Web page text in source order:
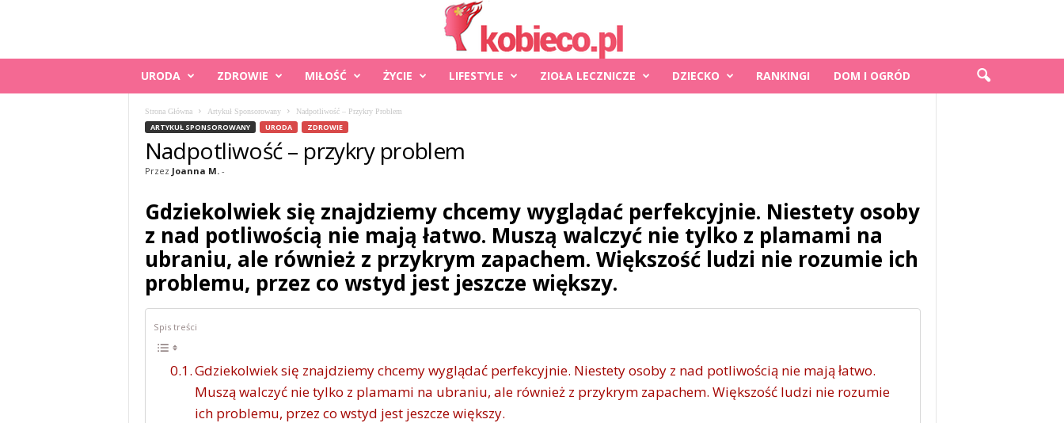
URODA ZDROWIE MIŁOŚĆ ŻYCIE LIFESTYLE ZIOŁA LECZNICZE DZIECKO RANKINGI DOM I OGRÓD
Strona Główna Artykuł Sponsorowany Nadpotliwość – Przykry Problem
ARTYKUŁ SPONSOROWANY URODA ZDROWIE
Nadpotliwość – przykry problem
Przez Joanna M.-
Gdziekolwiek się znajdziemy chcemy wyglądać perfekcyjnie. Niestety osoby
z nad potliwością nie mają łatwo. Muszą walczyć nie tylko z plamami na
ubraniu, ale również z przykrym zapachem. Większość ludzi nie rozumie ich
problemu, przez co wstyd jest jeszcze większy.
Spis treści
Gdziekolwiek się znajdziemy chcemy wyglądać perfekcyjnie. Niestety osoby z nad potliwością nie mają łatwo.
Muszą walczyć nie tylko z plamami na ubraniu, ale również z przykrym zapachem. Większość ludzi nie rozumie
ich problemu, przez co wstyd jest jeszcze większy.